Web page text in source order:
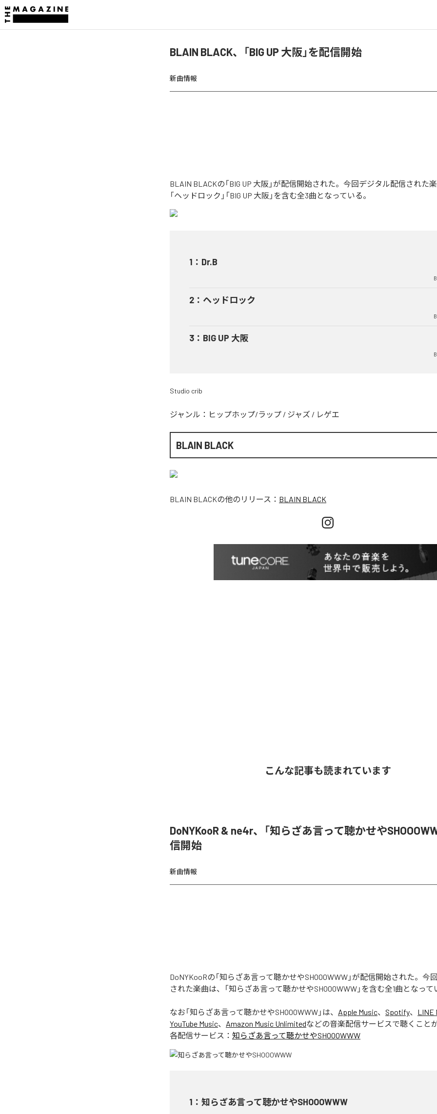
BLAIN BLACK、「BIG UP 大阪」を配信開始
新曲情報
BLAIN BLACKの「BIG UP 大阪」が配信開始された。今回デジタル配信された楽
「ヘッドロック」「BIG UP 大阪」を含む全3曲となっている。
1 ： Dr.B
2 ： ヘッドロック
3 ： BIG UP 大阪
Studio crib
ジャンル： ヒップホップ/ラップ / ジャズ / レゲエ
BLAIN BLACK
BLAIN BLACKの他のリリース： BLAIN BLACK
こんな記事も読まれています
DoNYKooR & ne4r、「知らざあ言って聴かせや
信開始
新曲情報
DoNYKooRの「知らざあ言って聴かせやSHOOOWWW」が配信開始された。今
された楽曲は、「知らざあ言って聴かせやSHOOOWWW」を含む全1曲となって
なお「知らざあ言って聴かせやSHOOOWWW 」は、 Apple Music、 Spotify、 LINE
YouTube Music、 Amazon Music Unlimitedなどの音楽配信サービスで聴くこと
各配信サービス： 知らざあ言って聴かせやSHOOOWWW
1 ： 知らざあ言って聴かせやSHOOOWWW